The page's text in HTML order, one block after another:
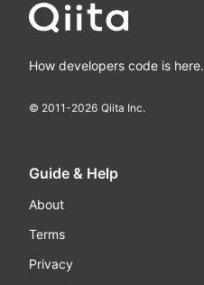
How developers code is here.
© 2011-2026 Qiita Inc.
Guide & Help
About
Terms
Privacy